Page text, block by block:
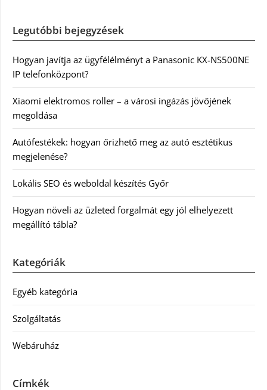
Legutóbbi bejegyzések
Hogyan javítja az ügyfélélményt a Panasonic KX-NS500NE
IP telefonközpont?
Xiaomi elektromos roller – a városi ingázás jövőjének
megoldása
Autófestékek: hogyan őrizhető meg az autó esztétikus
megjelenése?
Lokális SEO és weboldal készítés Győr
Hogyan növeli az üzleted forgalmát egy jól elhelyezett
megállító tábla?
Kategóriák
Egyéb kategória
Szolgáltatás
Webáruház
Címkék